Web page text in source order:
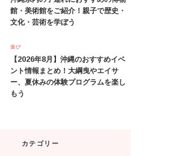
館・美術館をご紹介！親子で歴史・
文化・芸術を学ぼう
遊び
【2026年8月】沖縄のおすすめイベ
ント情報まとめ！大綱曳やエイサ
ー、夏休みの体験プログラムを楽し
もう
カテゴリー